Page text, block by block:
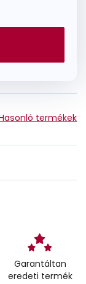
termékek
Garantáltan
eredeti termék